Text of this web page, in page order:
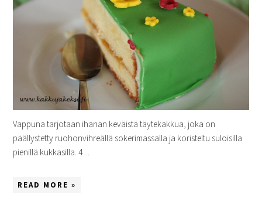
Vappuna tarjotaan ihanan keväistä täytekakkua, joka on
päällystetty ruohonvihreällä sokerimassalla ja koristeltu suloisilla
pienillä kukkasilla. 4 ...
READ MORE »